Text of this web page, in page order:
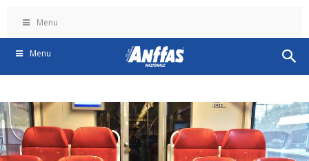
Menu
Menu